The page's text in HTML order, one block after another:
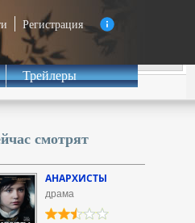
Регистрация
Трейлеры
смотрят
АНАРХИСТЫ
драма